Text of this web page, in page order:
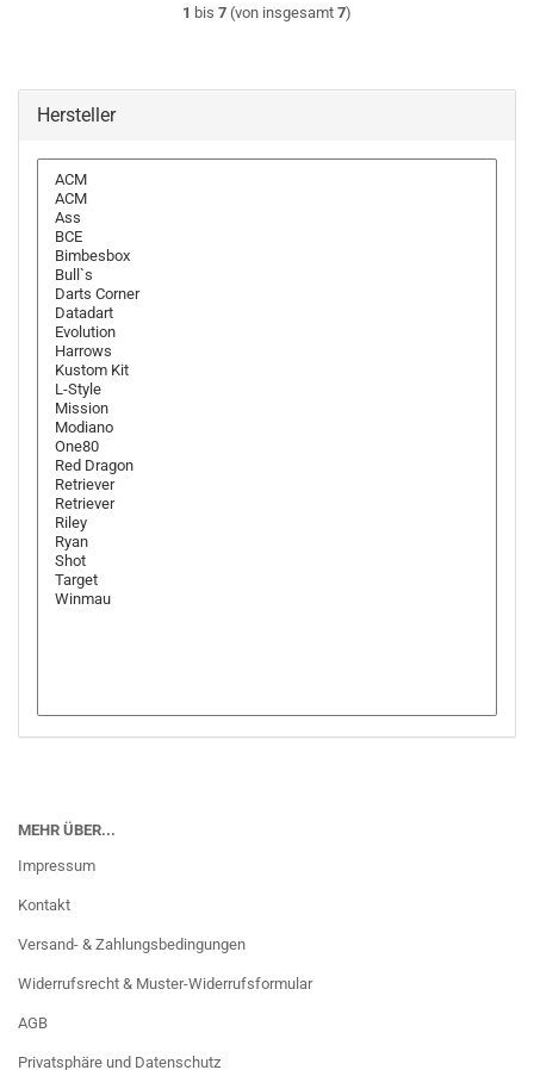
1 bis 7 (von insgesamt 7)
Hersteller
MEHR ÜBER...
Impressum
Kontakt
Versand- & Zahlungsbedingungen
Widerrufsrecht & Muster-Widerrufsformular
AGB
Privatsphäre und Datenschutz